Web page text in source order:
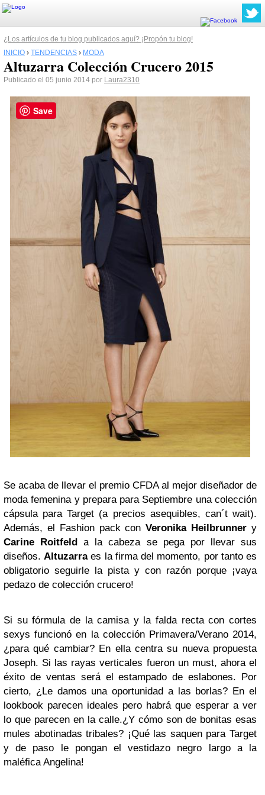
¿Los artículos de tu blog publicados aquí? ¡Propón tu blog!
INICIO › TENDENCIAS › MODA
Altuzarra Colección Crucero 2015
Publicado el 05 junio 2014 por Laura2310
Se acaba de llevar el premio CFDA al mejor diseñador de
moda femenina y prepara para Septiembre una colección
cápsula para Target (a precios asequibles, can´t wait).
Además, el Fashion pack conVeronika Heilbrunner y
Carine Roitfeld a la cabeza se pega por llevar sus
diseños.Altuzarraes la firma del momento, por tanto es
obligatorio seguirle la pista y con razón porque ¡vaya
pedazo de colección crucero!
Si su fórmula de la camisa y la falda recta con cortes
sexys funcionó en la colección Primavera/Verano 2014,
¿para qué cambiar? En ella centra su nueva propuesta
Joseph. Si las rayas verticales fueron un must, ahora el
éxito de ventas será el estampado de eslabones. Por
cierto, ¿Le damos una oportunidad a las borlas? En el
lookbook parecen ideales pero habrá que esperar a ver
lo que parecen en la calle.¿Y cómo son de bonitas esas
mules abotinadas tribales? ¡Qué las saquen para Target
y de paso le pongan el vestidazo negro largo a la
maléfica Angelina!
Save